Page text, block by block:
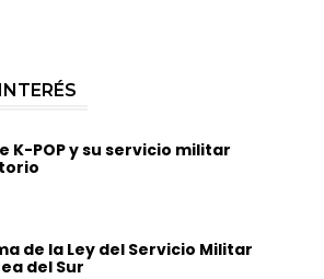
K-POP y su servicio militar
de la Ley del Servicio Militar
del Sur